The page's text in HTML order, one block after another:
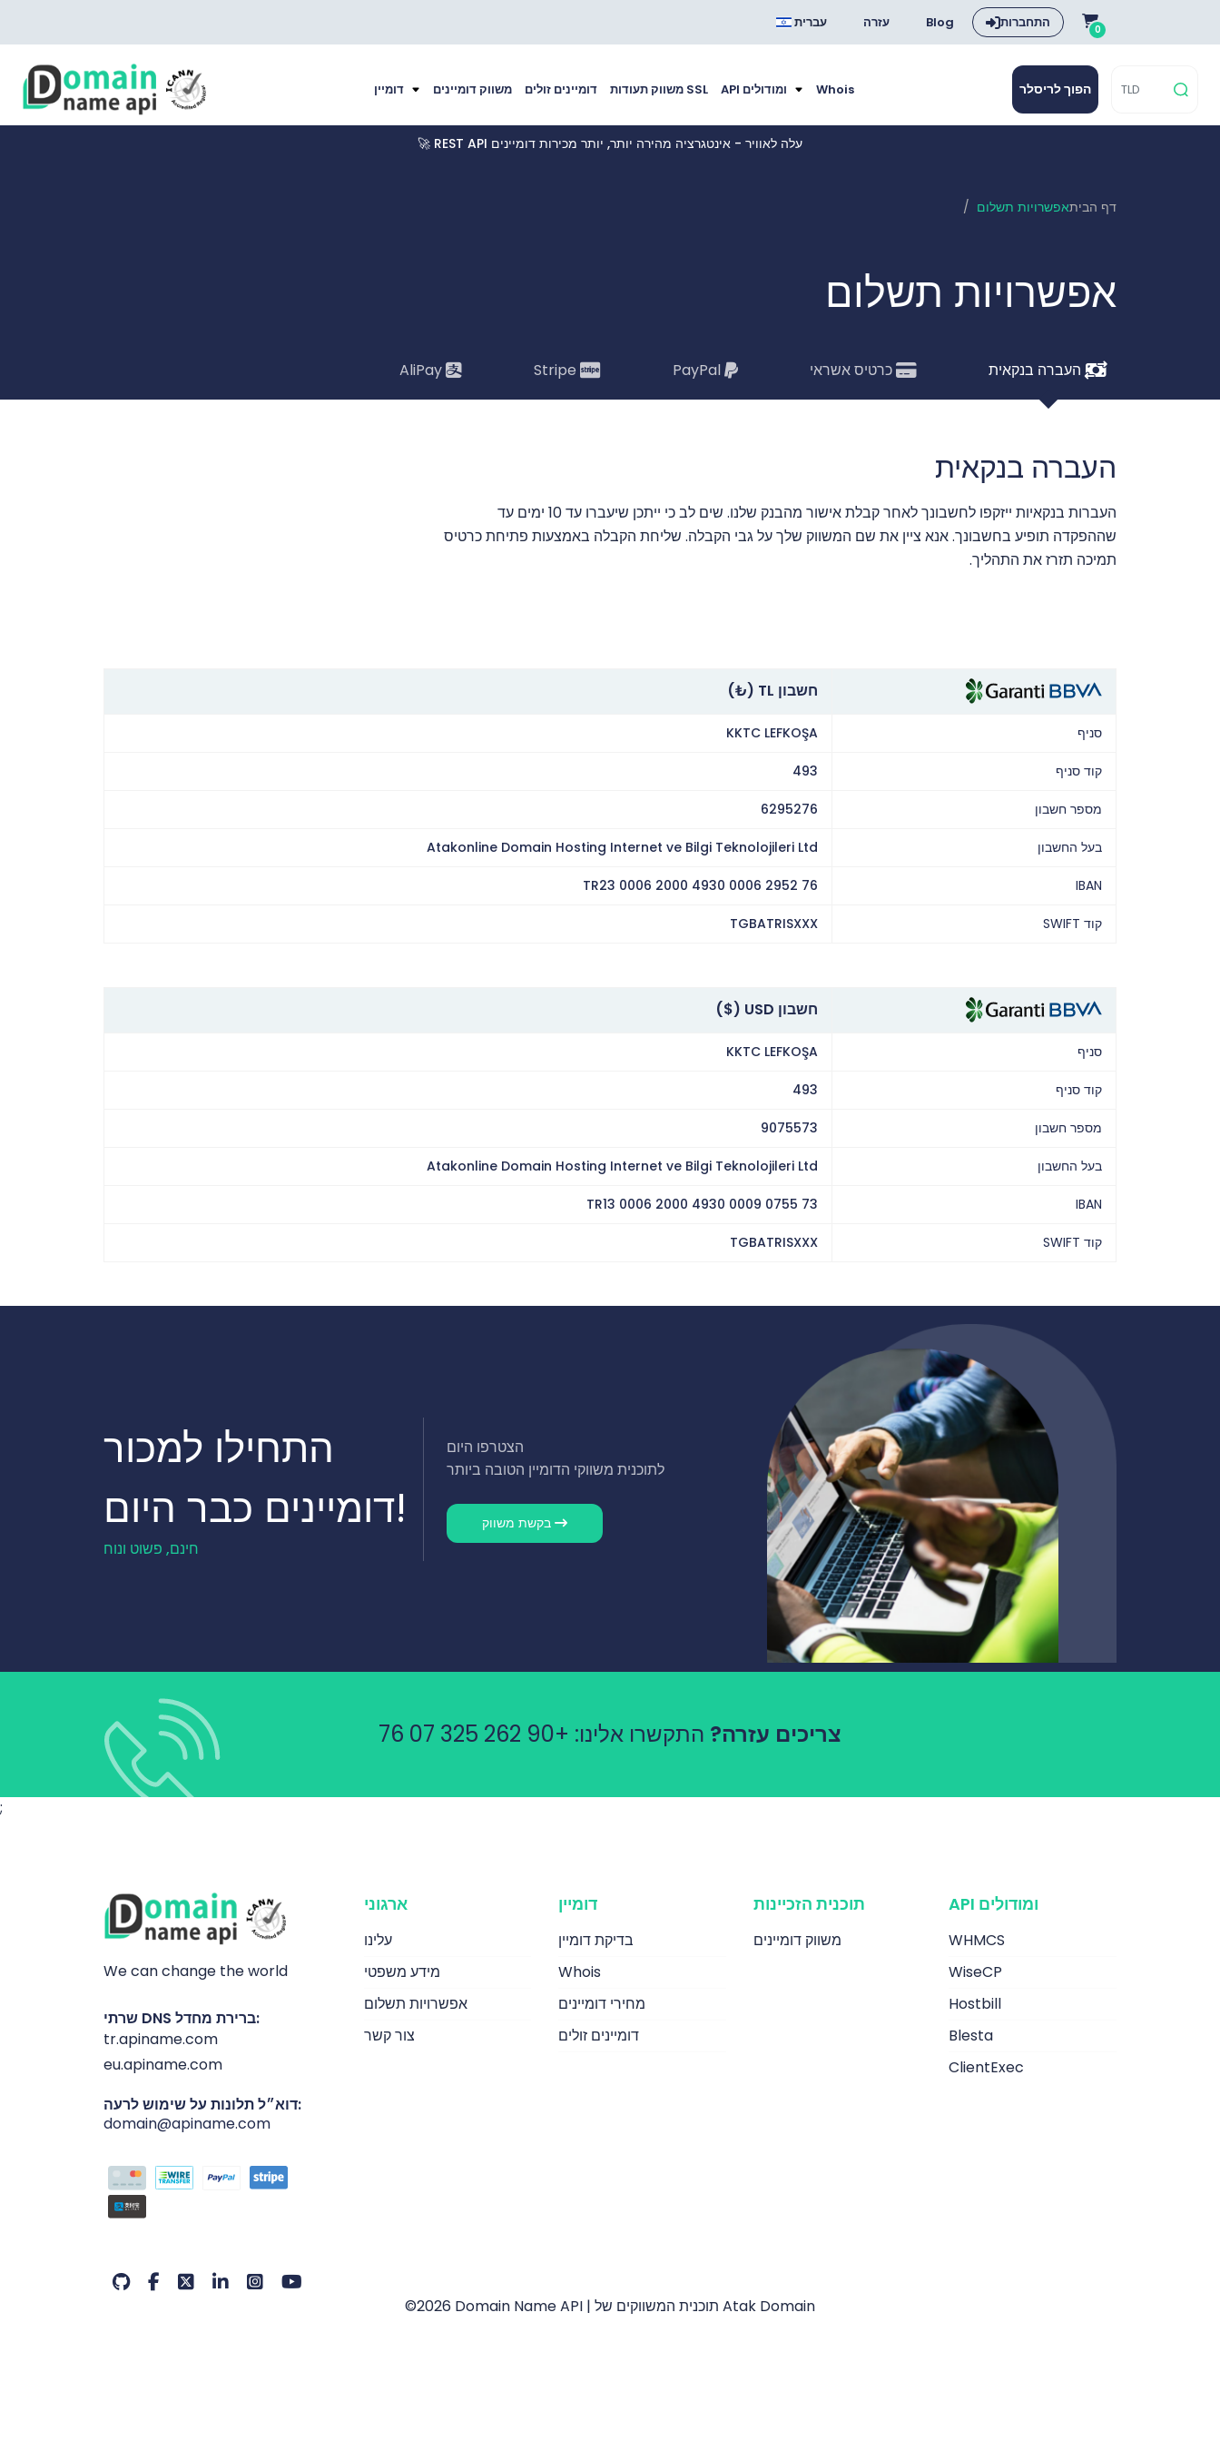
עברית עזרה Blog התחברות 0
דומיין משווק דומיינים דומיינים זולים משווק תעודות SSL Whois הפוך לריסלר
🚀 REST API עלה לאוויר - אינטגרציה מהירה יותר, יותר מכירות דומיינים
דף הביתאפשרויות תשלום
אפשרויות תשלום
העברה בנקאית כרטיס אשראי PayPal
Stripe
AliPay
העברה בנקאית
העברות בנקאיות ייזקפו לחשבונך לאחר קבלת אישור מהבנק שלנו. שים לב כי ייתכן שיעברו עד 10 ימים עד
שההפקדה תופיע בחשבונך. אנא ציין את שם המשווק שלך על גבי הקבלה. שליחת הקבלה באמצעות פתיחת כרטיס
תמיכה תזרז את התהליך.
חשבון TL (₺)
סניף KKTC LEFKOŞA
קוד סניף 493
מספר חשבון 6295276
בעל החשבון Atakonline Domain Hosting Internet ve Bilgi Teknolojileri Ltd
IBAN
TR23 0006 2000 4930 0006 2952 76
קוד SWIFT TGBATRISXXX
חשבון USD ($)
סניף KKTC LEFKOŞA
קוד סניף 493
מספר חשבון 9075573
בעל החשבון Atakonline Domain Hosting Internet ve Bilgi Teknolojileri Ltd
IBAN
TR13 0006 2000 4930 0009 0755 73
קוד SWIFT TGBATRISXXX
התחילו למכור
דומיינים כבר היום!
חינם, פשוט ונוח
הצטרפו היום
לתוכנית משווקי הדומיין הטובה ביותר
בקשת משווק
צריכים עזרה? התקשרו אלינו: +90 262 325 07 76
;
We can change the world
שרתי DNS ברירת מחדל:
tr.apiname.com
eu.apiname.com
דוא״ל תלונות על שימוש לרעה:
domain@apiname.com
ארגוני
עלינו
מידע משפטי
אפשרויות תשלום
צור קשר
דומיין
בדיקת דומיין
Whois
מחירי דומיינים
דומיינים זולים
תוכנית הזכיינות
משווק דומיינים
API ומודולים
WHMCS
WiseCP
Hostbill
Blesta
ClientExec
©2026 Domain Name API | תוכנית המשווקים של Atak Domain